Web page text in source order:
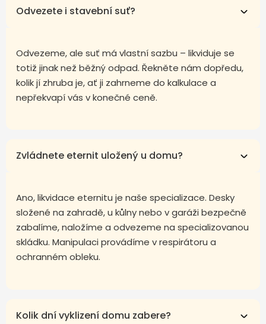
Odvezete i stavební suť?
Odvezeme, ale suť má vlastní sazbu – likviduje se
totiž jinak než běžný odpad. Řekněte nám dopředu,
kolik jí zhruba je, ať ji zahrneme do kalkulace a
nepřekvapí vás v konečné ceně.
Zvládnete eternit uložený u domu?
Ano, likvidace eternitu je naše specializace. Desky
složené na zahradě, u kůlny nebo v garáži bezpečně
zabalíme, naložíme a odvezeme na specializovanou
skládku. Manipulaci provádíme v respirátoru a
ochranném obleku.
Kolik dní vyklizení domu zabere?